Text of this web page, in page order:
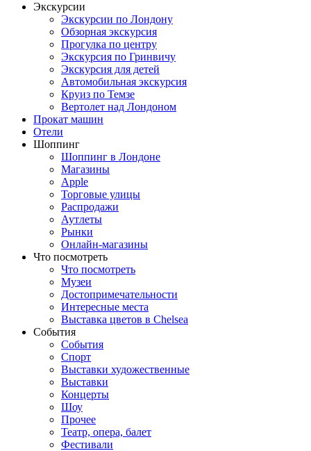
Экскурсии
Экскурсии по Лондону
Обзорная экскурсия
Прогулка по центру
Экскурсия по Гринвичу
Экскурсия для детей
Автомобильная экскурсия
Круиз по Темзе
Вертолет над Лондоном
Прокат машин
Отели
Шоппинг
Шоппинг в Лондоне
Магазины
Apple
Торговые улицы
Распродажи
Аутлеты
Рынки
Онлайн-магазины
Что посмотреть
Что посмотреть
Музеи
Достопримечательности
Интересные места
Выставка цветов в Chelsea
События
События
Спорт
Выставки художественные
Выставки
Концерты
Шоу
Прочее
Театр, опера, балет
Фестивали